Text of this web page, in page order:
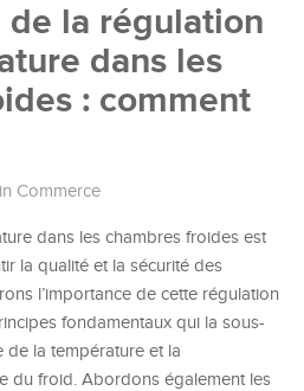
de la régulation
dans les
: comment
in Commerce
dans les chambres froides est
la qualité et la sécurité des
l’importance de cette régulation
fondamentaux qui la sous-
de la température et la
du froid. Abordons également les